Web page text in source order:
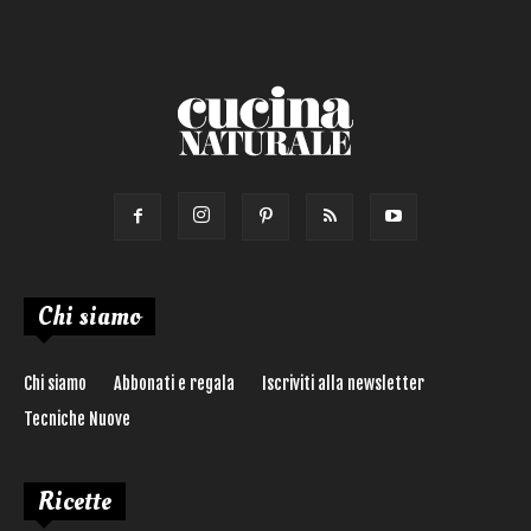
Chi siamo
Chi siamo Abbonati e regala
Iscriviti alla newsletter
Tecniche Nuove
Ricette